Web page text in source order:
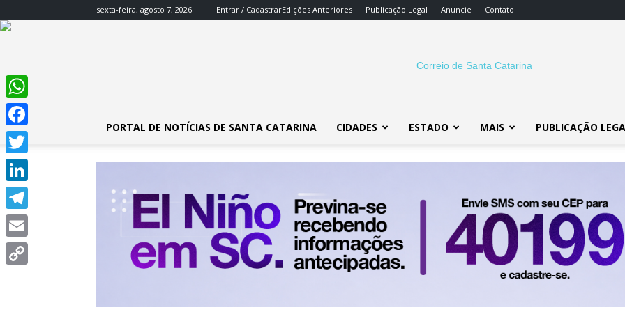
sexta-feira, agosto 7, 2026 Entrar / CadastrarEdições Anteriores Publicação Legal Anuncie Contato
SC
PORTAL DE NOTÍCIAS DE SANTA CATARINA CIDADES ESTADO MAIS PUBLICAÇÃO
WhatsApp
Facebook
Twitter
LinkedIn
Telegram
Email